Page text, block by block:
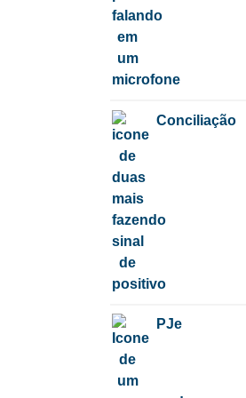
Conciliação
PJe